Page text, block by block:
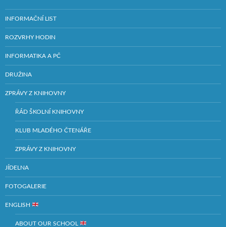
INFORMAČNÍ LIST
ROZVRHY HODIN
INFORMATIKA A PČ
DRUŽINA
ZPRÁVY Z KNIHOVNY
ŘÁD ŠKOLNÍ KNIHOVNY
KLUB MLADÉHO ČTENÁŘE
ZPRÁVY Z KNIHOVNY
JÍDELNA
FOTOGALERIE
ENGLISH
ABOUT OUR SCHOOL